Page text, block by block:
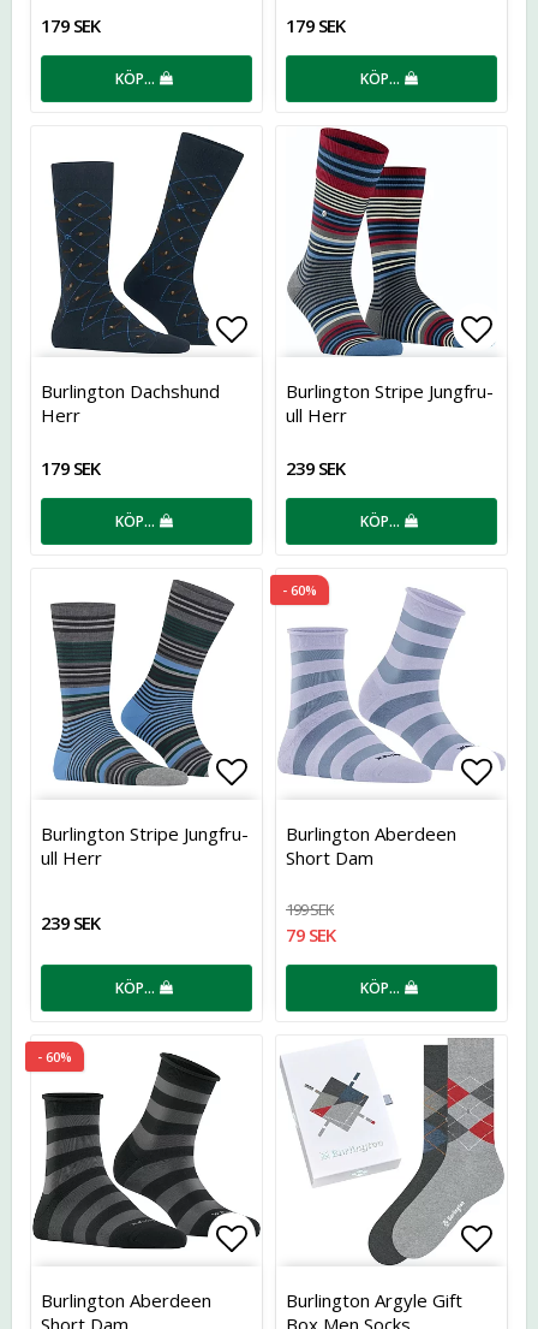
179 SEK
KÖP…
179 SEK
KÖP…
Lägg till i favoritlistan
Burlington Dachshund
Herr
179 SEK
KÖP…
Burlington Stripe Jungfru-
ull Herr
239 SEK
KÖP…
Lägg till i favoritlistan
Burlington Stripe Jungfru-
ull Herr
239 SEK
KÖP…
- 60%
Burlington Aberdeen
Short Dam
199 SEK
79 SEK
KÖP…
- 60%
Lägg till i favoritlistan
Burlington Aberdeen
Short Dam
Burlington Argyle Gift
Box Men Socks